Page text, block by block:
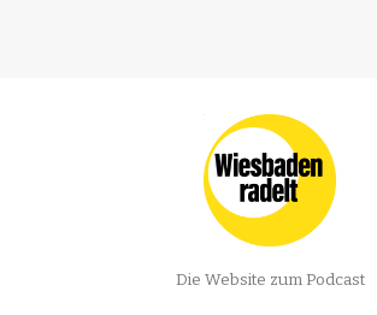
Die Website zum Podcast